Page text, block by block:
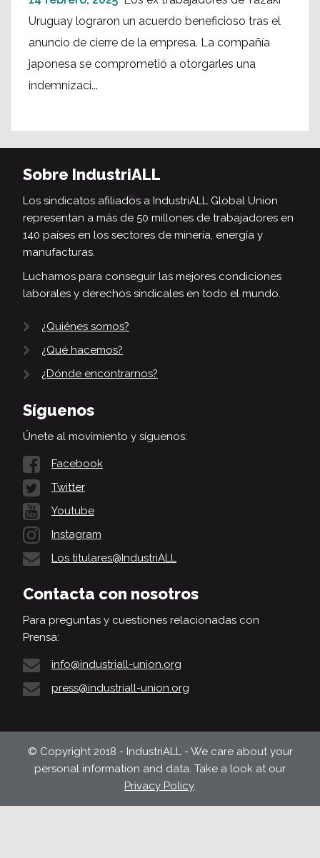
Uruguay lograron un acuerdo beneficioso tras el
anuncio de cierre de la empresa. La compañía
japonesa se comprometió a otorgarles una
indemnizaci...
Sobre IndustriALL
Los sindicatos afiliados a IndustriALL Global Union
representan a más de 50 millones de trabajadores en
140 países en los sectores de minería, energía y
manufacturas.
Luchamos para conseguir las mejores condiciones
laborales y derechos sindicales en todo el mundo.
¿Quiénes somos?
¿Qué hacemos?
¿Dónde encontrarnos?
Síguenos
Únete al movimiento y síguenos:
Facebook
Twitter
Youtube
Instagram
Los titulares@IndustriALL
Contacta con nosotros
Para preguntas y cuestiones relacionadas con
Prensa:
info@industriall-union.org
press@industriall-union.org
© Copyright 2018 - IndustriALL - We care about your
personal information and data. Take a look at our
Privacy Policy.